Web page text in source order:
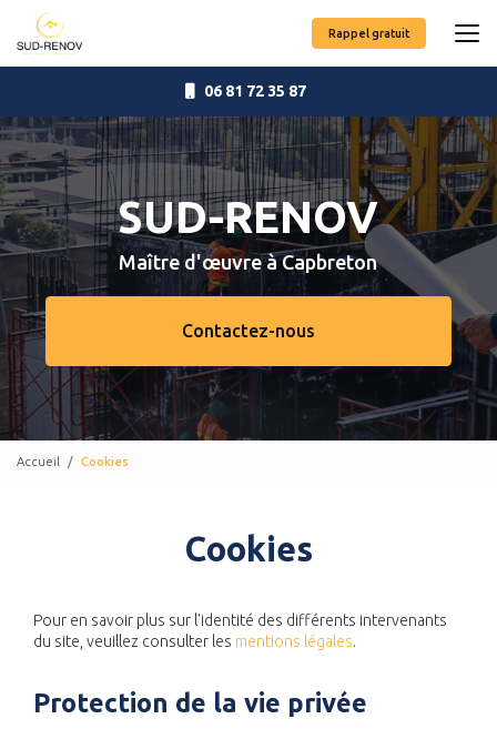
contenu
06 81 72 35 87
Rappel gratuit
SUD-RENOV
Maître d'œuvreà Capbreton
Contactez-nous
Accueil Cookies
Cookies
Pour en savoir plus sur l'identité des différents intervenants
du site, veuillez consulter les mentions légales.
Protection de la vie privée